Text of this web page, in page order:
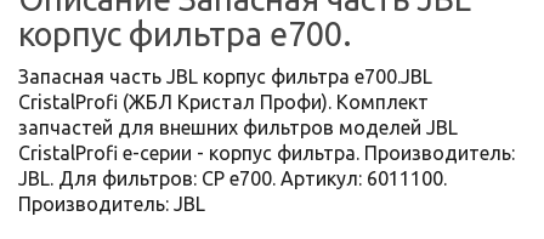
корпус фильтра е700.
Запасная часть JBL корпус фильтра е700.JBL
CristalProfi (ЖБЛ Кристал Профи). Комплект
запчастей для внешних фильтров моделей JBL
CristalProfi e-серии - корпус фильтра. Производитель:
JBL. Для фильтров: CP е700. Артикул: 6011100.
Производитель: JBL